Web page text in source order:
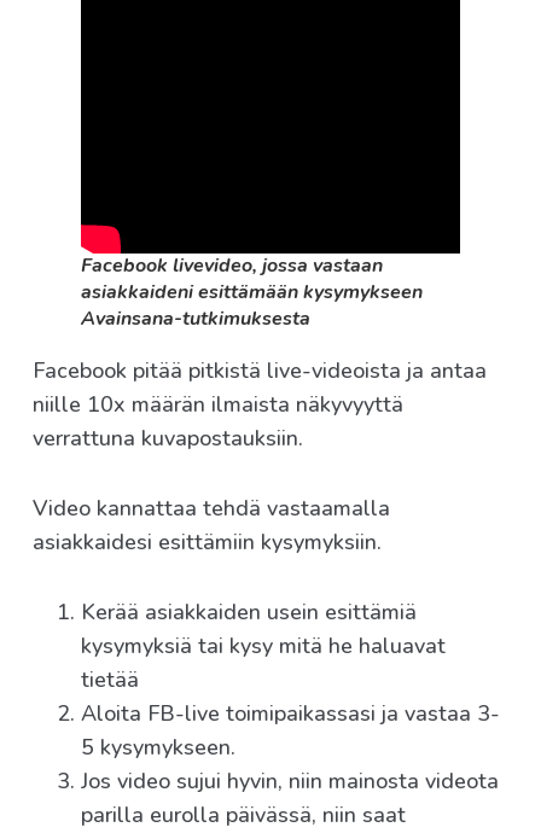
Facebook livevideo, jossa vastaan
asiakkaideni esittämään kysymykseen
Avainsana-tutkimuksesta
Facebook pitää pitkistä live-videoista ja antaa
niille 10x määrän ilmaista näkyvyyttä
verrattuna kuvapostauksiin.
Video kannattaa tehdä vastaamalla
asiakkaidesi esittämiin kysymyksiin.
Kerää asiakkaiden usein esittämiä
kysymyksiä tai kysy mitä he haluavat
tietää
Aloita FB-live toimipaikassasi ja vastaa 3-
5 kysymykseen.
Jos video sujui hyvin, niin mainosta videota
parilla eurolla päivässä, niin saat